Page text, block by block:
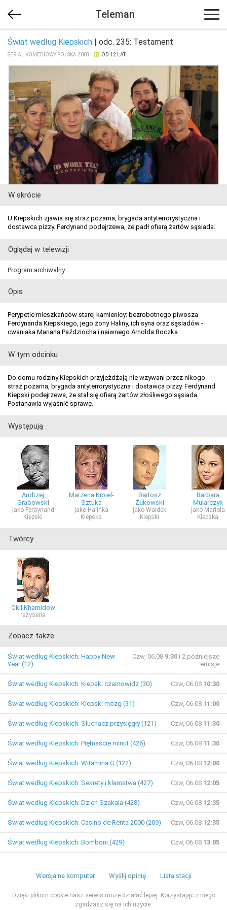
Teleman
Świat według Kiepskich | odc. 235: Testament
SERIAL KOMEDIOWY POLSKA 2003 OD 12 LAT
W skrócie
U Kiepskich zjawia się straż pożarna, brygada antyterrorystyczna i
dostawca pizzy. Ferdynand podejrzewa, że padł ofiarą żartów sąsiada.
Oglądaj w telewizji
Program archiwalny.
Opis
Perypetie mieszkańców starej kamienicy: bezrobotnego piwosza
Ferdynanda Kiepskiego, jego żony Haliny, ich syna oraz sąsiadów -
cwaniaka Mariana Paździocha i naiwnego Arnolda Boczka.
W tym odcinku
Do domu rodziny Kiepskich przyjeżdżają nie wzywani przez nikogo
straż pożarna, brygada antyterrorystyczna i dostawca pizzy. Ferdynand
Kiepski podejrzewa, że stał się ofiarą żartów złośliwego sąsiada.
Postanawia wyjaśnić sprawę.
Występują
Andrzej
Grabowski
jako Ferdynand
Kiepski
Marzena Kipiel-
Sztuka
jako Halinka
Kiepska
Bartosz
Żukowski
jako Waldek
Kiepski
Barbara
Mularczyk
jako Mariola
Kiepska
Twórcy
Okił Khamidow
reżyseria
Zobacz także
Świat według Kiepskich: Happy New
Year (12)
Czw, 06.08 9:30 i 2 późniejsze
emisje
Świat według Kiepskich: Kiepski czarnowidz (30) Czw, 06.08 10:30
Świat według Kiepskich: Kiepski mózg (31) Czw, 06.08 11:00
Świat według Kiepskich: Słuchacz przysięgły (121) Czw, 06.08 11:30
Świat według Kiepskich: Piętnaście minut (426) Czw, 06.08 11:30
Świat według Kiepskich: Witamina G (122) Czw, 06.08 12:00
Świat według Kiepskich: Sekrety i kłamstwa (427) Czw, 06.08 12:05
Świat według Kiepskich: Dzień Szakala (428) Czw, 06.08 12:35
Świat według Kiepskich: Casino de Renta 2000 (209) Czw, 06.08 12:35
Świat według Kiepskich: Bomboni (429) Czw, 06.08 13:05
Wersja na komputer Wyślij opinię Lista stacji
Dzięki plikom cookie nasz serwis może działać lepiej. Korzystając z niego
zgadzasz się na ich użycie.